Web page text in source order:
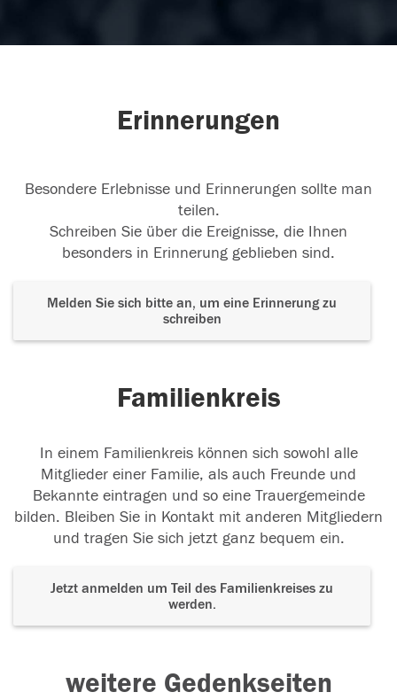
Erinnerungen
Besondere Erlebnisse und Erinnerungen sollte man
teilen.
Schreiben Sie über die Ereignisse, die Ihnen
besonders in Erinnerung geblieben sind.
Melden Sie sich bitte an, um eine Erinnerung zu
schreiben
Familienkreis
In einem Familienkreis können sich sowohl alle
Mitglieder einer Familie, als auch Freunde und
Bekannte eintragen und so eine Trauergemeinde
bilden. Bleiben Sie in Kontakt mit anderen Mitgliedern
und tragen Sie sich jetzt ganz bequem ein.
Jetzt anmelden um Teil des Familienkreises zu
werden.
weitere Gedenkseiten